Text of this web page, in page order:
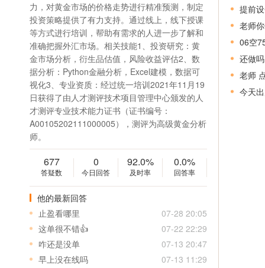
力，对黄金市场的价格走势进行精准预测，制定
投资策略提供了有力支持。通过线上，线下授课
等方式进行培训，帮助有需求的人进一步了解和
准确把握外汇市场。相关技能1、投资研究：黄
金市场分析，衍生品估值，风险收益评估2、数
据分析：Python金融分析，Excel建模，数据可
视化3、专业资质：经过统一培训2021年11月19
日获得了由人才测评技术项目管理中心颁发的人
才测评专业技术能力证书（证书编号：
A00105202111000005），测评为高级黄金分析
师。
677
答疑数
0
今日回答
92.0%
及时率
0.0%
回答率
他的最新回答
止盈看哪里
07-28 20:05
这单很不错👍
07-22 22:29
咋还是没单
07-13 20:47
早上没在线吗
07-13 11:29
提前
老师
06空
还做吗
老师
今天